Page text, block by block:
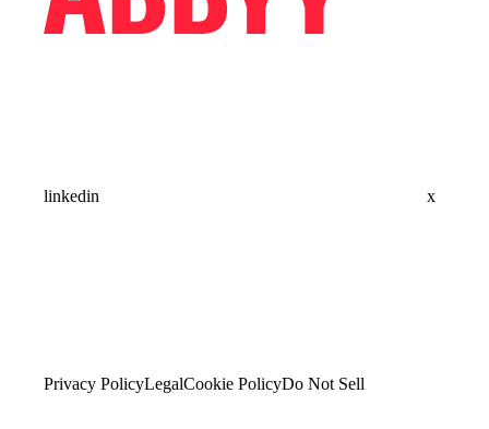
linkedin x
Privacy PolicyLegalCookie PolicyDo Not Sell